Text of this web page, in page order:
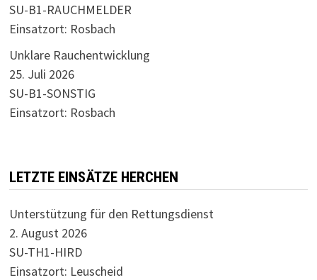
SU-B1-RAUCHMELDER
Einsatzort: Rosbach
Unklare Rauchentwicklung
25. Juli 2026
SU-B1-SONSTIG
Einsatzort: Rosbach
LETZTE EINSÄTZE HERCHEN
Unterstützung für den Rettungsdienst
2. August 2026
SU-TH1-HIRD
Einsatzort: Leuscheid